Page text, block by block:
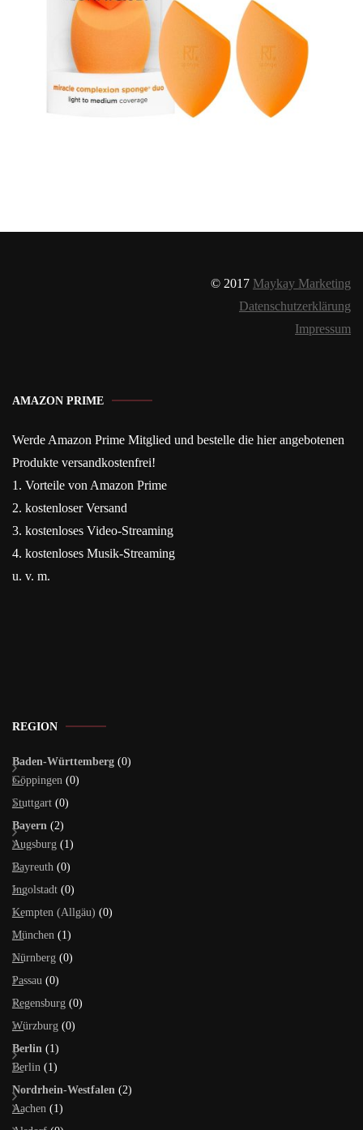
© 2017 Maykay Marketing
Datenschutzerklärung
Impressum
AMAZON PRIME
Werde Amazon Prime Mitglied und bestelle die hier angebotenen
Produkte versandkostenfrei!
1. Vorteile von Amazon Prime
2. kostenloser Versand
3. kostenloses Video-Streaming
4. kostenloses Musik-Streaming
u. v. m.
REGION
Baden-Württemberg (0)
Göppingen (0)
Stuttgart (0)
Bayern (2)
Augsburg (1)
Bayreuth (0)
Ingolstadt (0)
Kempten (Allgäu) (0)
München (1)
Nürnberg (0)
Passau (0)
Regensburg (0)
Würzburg (0)
Berlin (1)
Berlin (1)
Nordrhein-Westfalen (2)
Aachen (1)